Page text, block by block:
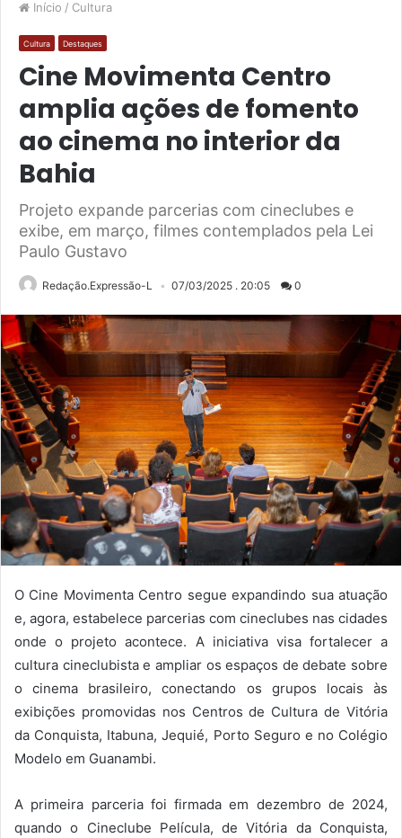
Início / Cultura
Cultura Destaques
Cine Movimenta Centro
amplia ações de fomento
ao cinema no interior da
Bahia
Projeto expande parcerias com cineclubes e
exibe, em março, filmes contemplados pela Lei
Paulo Gustavo
Redação.Expressão-L 07/03/2025 . 20:05 0
O Cine Movimenta Centro segue expandindo sua atuação
e, agora, estabelece parcerias com cineclubes nas cidades
onde o projeto acontece. A iniciativa visa fortalecer a
cultura cineclubista e ampliar os espaços de debate sobre
o cinema brasileiro, conectando os grupos locais às
exibições promovidas nos Centros de Cultura de Vitória
da Conquista, Itabuna, Jequié, Porto Seguro e no Colégio
Modelo em Guanambi.
A primeira parceria foi firmada em dezembro de 2024,
quando o Cineclube Película, de Vitória da Conquista,